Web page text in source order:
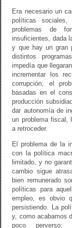
Era necesario un
políticas
problemas de
insuficientes, dada
y que hay un gran
distintos
impedía que
incrementar los
corrupción, el
basadas en el
producción
dar autonomía de
un problema fiscal,
a retroceder.
El problema de la
con la política
limitado, y no
cambio sigue
bien remunerado
políticas para
empleo, es obvio
persistiendo. La
y, como acabamos
poco perverso;